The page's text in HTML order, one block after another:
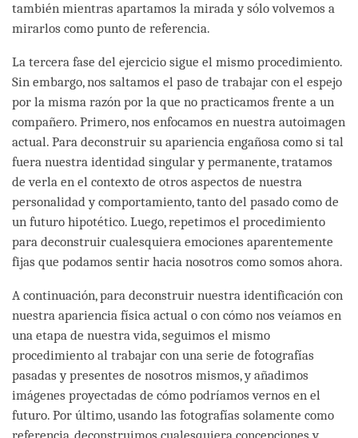
también mientras apartamos la mirada y sólo volvemos a
mirarlos como punto de referencia.
La tercera fase del ejercicio sigue el mismo procedimiento.
Sin embargo, nos saltamos el paso de trabajar con el espejo
por la misma razón por la que no practicamos frente a un
compañero. Primero, nos enfocamos en nuestra autoimagen
actual. Para deconstruir su apariencia engañosa como si tal
fuera nuestra identidad singular y permanente, tratamos
de verla en el contexto de otros aspectos de nuestra
personalidad y comportamiento, tanto del pasado como de
un futuro hipotético. Luego, repetimos el procedimiento
para deconstruir cualesquiera emociones aparentemente
fijas que podamos sentir hacia nosotros como somos ahora.
A continuación, para deconstruir nuestra identificación con
nuestra apariencia física actual o con cómo nos veíamos en
una etapa de nuestra vida, seguimos el mismo
procedimiento al trabajar con una serie de fotografías
pasadas y presentes de nosotros mismos, y añadimos
imágenes proyectadas de cómo podríamos vernos en el
futuro. Por último, usando las fotografías solamente como